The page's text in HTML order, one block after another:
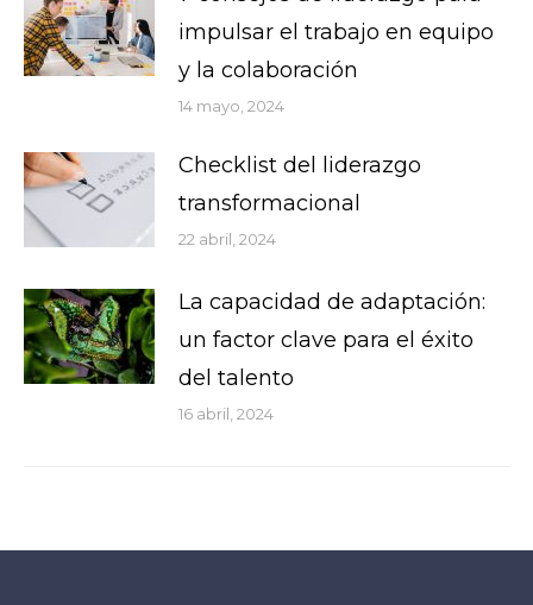
impulsar el trabajo en equipo
y la colaboración
14 mayo, 2024
Checklist del liderazgo
transformacional
22 abril, 2024
La capacidad de adaptación:
un factor clave para el éxito
del talento
16 abril, 2024